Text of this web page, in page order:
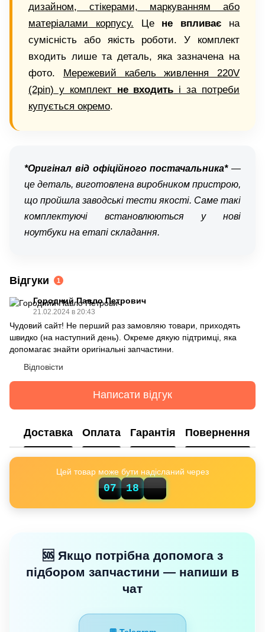
дизайном, стікерами, маркуванням або
матеріалами корпусу. Це не впливає на
сумісність або якість роботи. У комплект
входить лише та деталь, яка зазначена на
фото. Мережевий кабель живлення 220V
(2pin) у комплект не входить і за потреби
купується окремо.
*Оригінал від офіційного постачальника*—
це деталь, виготовлена виробником пристрою,
що пройшла заводські тести якості. Саме такі
комплектуючі встановлюються у нові
ноутбуки на етапі складання.
Відгуки 1
Городний Павло Петрович
21.02.2024 в 20:43
Чудовий сайт! Не перший раз замовляю товари, приходять
швидко (на наступний день). Окреме дякую підтримці, яка
допомагає знайти оригінальні запчастини.
Відповісти
Написати відгук
Доставка Оплата Гарантія Повернення
Цей товар може бути надісланий через
07 18 01
🆘 Якщо потрібна допомога з
підбором запчастини — напиши в
чат